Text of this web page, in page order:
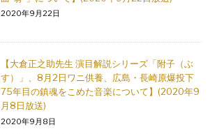
2020年9月22日
【大倉正之助先生 演目解説シリーズ「附子（ぶ
す）」、8月2日ワニ供養、広島・長崎原爆投下
75年目の鎮魂をこめた音楽について】(2020年9
月8日放送)
2020年9月8日